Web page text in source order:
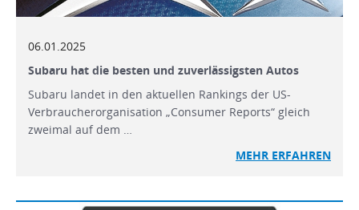
06.01.2025
Subaru hat die besten und zuverlässigsten Autos
Subaru landet in den aktuellen Rankings der US-
Verbraucherorganisation „Consumer Reports“ gleich
zweimal auf dem …
MEHR ERFAHREN